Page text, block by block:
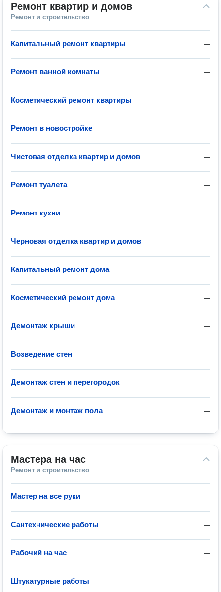
Ремонт квартир и домов
Ремонт и строительство
—
Капитальный ремонт квартиры
—
Ремонт ванной комнаты
—
Косметический ремонт квартиры
—
Ремонт в новостройке
—
Чистовая отделка квартир и домов
—
Ремонт туалета
—
Ремонт кухни
—
Черновая отделка квартир и домов
—
Капитальный ремонт дома
—
Косметический ремонт дома
—
Демонтаж крыши
—
Возведение стен
—
Демонтаж стен и перегородок
—
Демонтаж и монтаж пола
Мастера на час
Ремонт и строительство
—
Мастер на все руки
—
Сантехнические работы
—
Рабочий на час
—
Штукатурные работы